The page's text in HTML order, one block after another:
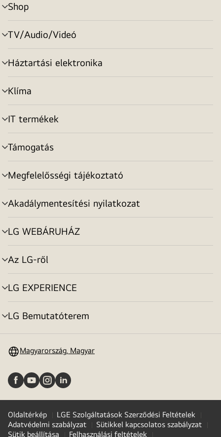
Shop
menu
toggle
TV/Audio/Videó
menu
toggle
Háztartási elektronika
menu
toggle
Klíma
menu
toggle
IT termékek
menu
toggle
Támogatás
menu
toggle
Megfelelősségi tájékoztató
menu
toggle
Akadálymentesítési nyilatkozat
menu
toggle
LG WEBÁRUHÁZ
menu
toggle
Az LG-ről
menu
toggle
LG EXPERIENCE
menu
toggle
LG Bemutatóterem
menu
Magyarország, Magyar
Oldaltérkép
LGE Szolgáltatások Szerződési Feltételek
Adatvédelmi szabályzat
Sütikkel kapcsolatos szabályzat
Sütik beállítása
Felhasználási feltételek